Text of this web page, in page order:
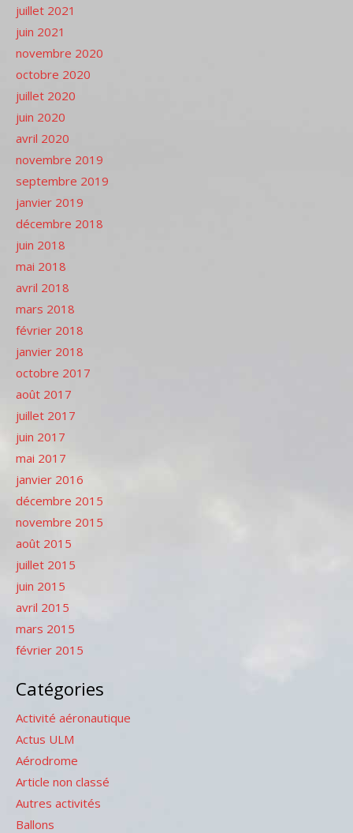
juillet 2021
juin 2021
novembre 2020
octobre 2020
juillet 2020
juin 2020
avril 2020
novembre 2019
septembre 2019
janvier 2019
décembre 2018
juin 2018
mai 2018
avril 2018
mars 2018
février 2018
janvier 2018
octobre 2017
août 2017
juillet 2017
juin 2017
mai 2017
janvier 2016
décembre 2015
novembre 2015
août 2015
juillet 2015
juin 2015
avril 2015
mars 2015
février 2015
Catégories
Activité aéronautique
Actus ULM
Aérodrome
Article non classé
Autres activités
Ballons